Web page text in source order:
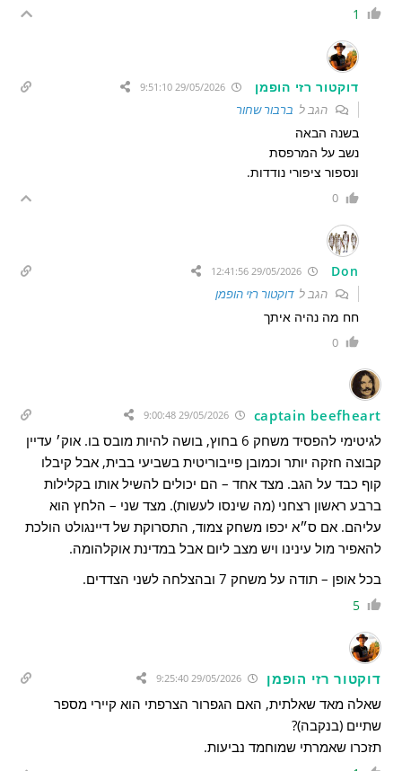
1
דוקטור רזי הופמן
הגב ל ברבור שחור
בשנה הבאה
נשב על המרפסת
ונספור ציפורי נודדות.
0
Don
הגב לדוקטור רזי הופמן
חח מה נהיה איתך
0
captain beefheart
29/05/2026 9:00:48
לגיטימי להפסיד משחק 6 בחוץ, בושה להיות מובס בו. אוק׳ עדיין
קבוצה חזקה יותר וכמובן פייבוריטית בשביעי בבית, אבל קיבלו
קוף כבד על הגב. מצד אחד – הם יכולים להשיל אותו בקלילות
ברבע ראשון רצחני (מה שינסו לעשות). מצד שני – הלחץ הוא
עליהם. אם ס״א יכפו משחק צמוד, התסרוקת של דיינגולט הולכת
להאפיר מול עינינו ויש מצב ליום אבל במדינת אוקלהומה.
בכל אופן – תודה על משחק 7 ובהצלחה לשני הצדדים.
5
דוקטור רזי הופמן
שאלה מאד שאלתית, האם הגפרור הצרפתי הוא קיירי מספר
שתיים (בנקבה)?
תזכרו שאמרתי שמוחמד נביעות.